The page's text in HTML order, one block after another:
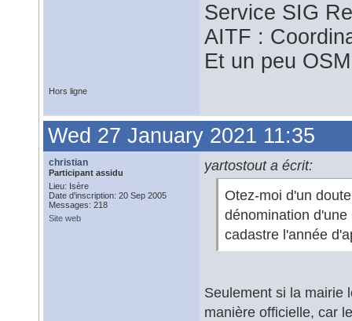
Service SIG
AITF :
Et un peu
Hors ligne
Wed 27 January 2021 11:35
christian
Participant assidu
Lieu: Isère
Date d'inscription: 20 Sep 2005
Messages: 218
Site web
yartostout a écrit:
Otez-moi d'un
dénomination
cadastre l'année
Seulement si la mairie
manière officielle, car